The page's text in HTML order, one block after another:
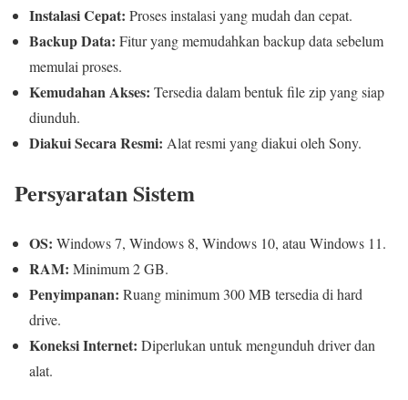
Instalasi Cepat: Proses instalasi yang mudah dan cepat.
Backup Data: Fitur yang memudahkan backup data sebelum
memulai proses.
Kemudahan Akses: Tersedia dalam bentuk file zip yang siap
diunduh.
Diakui Secara Resmi: Alat resmi yang diakui oleh Sony.
Persyaratan Sistem
OS: Windows 7, Windows 8, Windows 10, atau Windows 11.
RAM: Minimum 2 GB.
Penyimpanan: Ruang minimum 300 MB tersedia di hard
drive.
Koneksi Internet: Diperlukan untuk mengunduh driver dan
alat.